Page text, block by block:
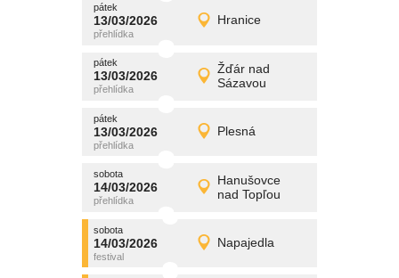
pátek
13/03/2026 Hranice
pátek
13/03/2026 Detail
promítání
pátek
13/03/2026
Žďár nad
Sázavou
pátek
13/03/2026 Detail
promítání
pátek
13/03/2026 Plesná
pátek
13/03/2026 Detail
promítání
sobota
14/03/2026
Hanušovce
nad Topľou
sobota
14/03/2026 Detail
promítání
sobota
14/03/2026 Napajedla
sobota
14/03/2026 Detail
promítání